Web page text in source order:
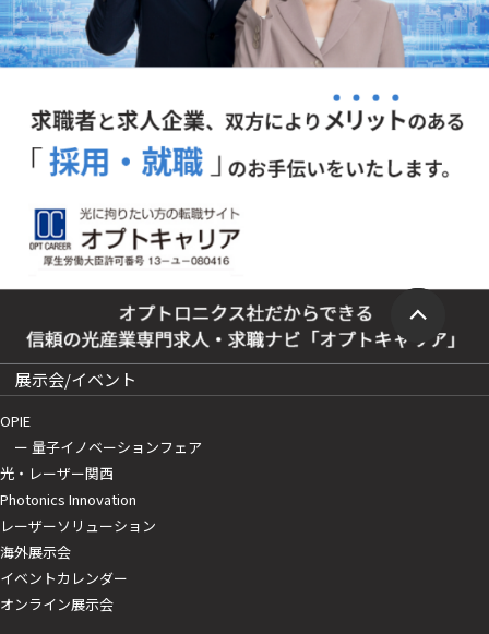
展示会/イベント
OPIE
ー 量子イノベーションフェア
光・レーザー関西
Photonics Innovation
レーザーソリューション
海外展示会
イベントカレンダー
オンライン展示会